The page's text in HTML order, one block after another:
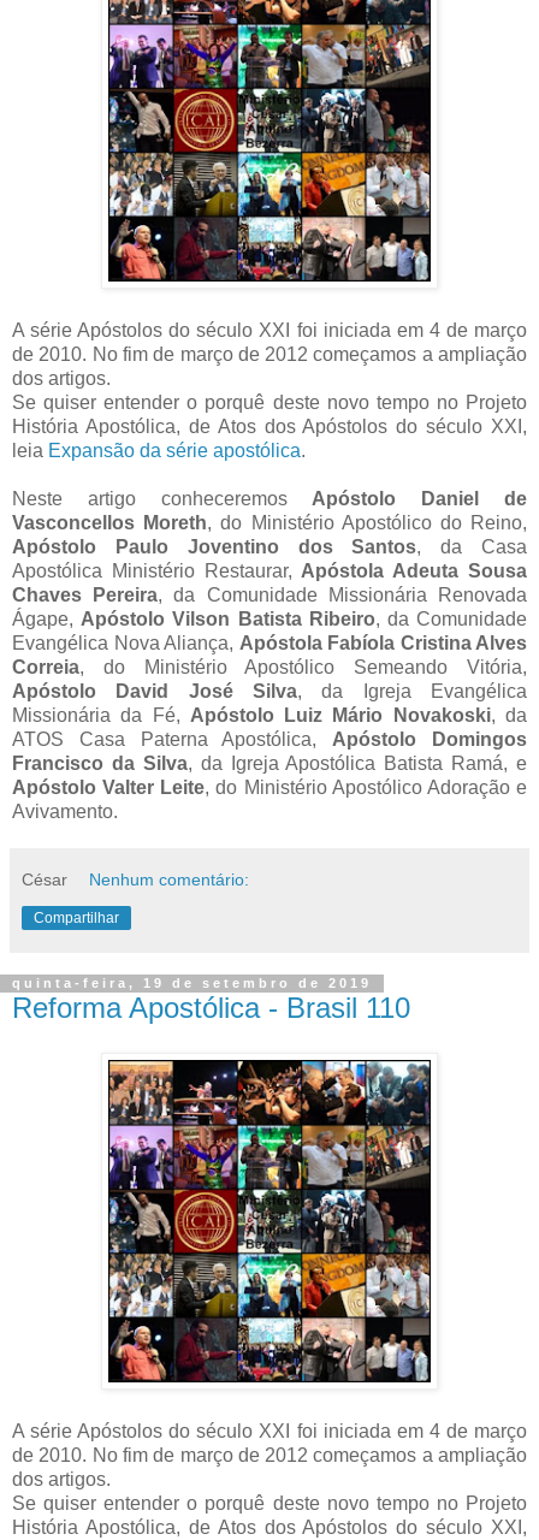
A série Apóstolos do século XXI foi iniciada em 4 de março
de 2010. No fim de março de 2012 começamos a ampliação
dos artigos.
Se quiser entender o porquê deste novo tempo no Projeto
História Apostólica, de Atos dos Apóstolos do século XXI,
leia Expansão da série apostólica.
Neste artigo conheceremos Apóstolo Daniel de
Vasconcellos Moreth, do Ministério Apostólico do Reino,
Apóstolo Paulo Joventino dos Santos, da Casa
Apostólica Ministério Restaurar, Apóstola Adeuta Sousa
Chaves Pereira, da Comunidade Missionária Renovada
Ágape, Apóstolo Vilson Batista Ribeiro, da Comunidade
Evangélica Nova Aliança, Apóstola Fabíola Cristina Alves
Correia, do Ministério Apostólico Semeando Vitória,
Apóstolo David José Silva, da Igreja Evangélica
Missionária da Fé, Apóstolo Luiz Mário Novakoski, da
ATOS Casa Paterna Apostólica, Apóstolo Domingos
Francisco da Silva, da Igreja Apostólica Batista Ramá, e
Apóstolo Valter Leite, do Ministério Apostólico Adoração e
Avivamento.
César Nenhum comentário:
Compartilhar
quinta-feira, 19 de setembro de 2019
Reforma Apostólica - Brasil 110
A série Apóstolos do século XXI foi iniciada em 4 de março
de 2010. No fim de março de 2012 começamos a ampliação
dos artigos.
Se quiser entender o porquê deste novo tempo no Projeto
História Apostólica, de Atos dos Apóstolos do século XXI,